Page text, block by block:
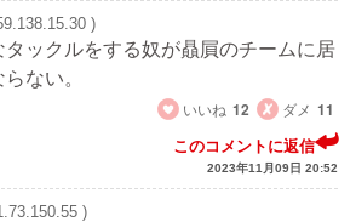
)
ックルをする奴が贔屓のチームに居
ない。
いいね 12 ダメ 11
このコメントに返信
2023年11月09日 20:52
)